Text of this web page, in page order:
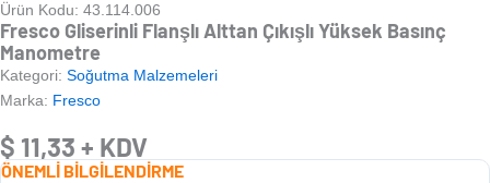
Ürün Kodu: 43.114.006
Fresco Gliserinli Flanşlı Alttan Çıkışlı Yüksek Basınç
Manometre
Kategori: Soğutma Malzemeleri
Marka: Fresco
$ 11,33 + KDV
ÖNEMLİ BİLGİLENDİRME